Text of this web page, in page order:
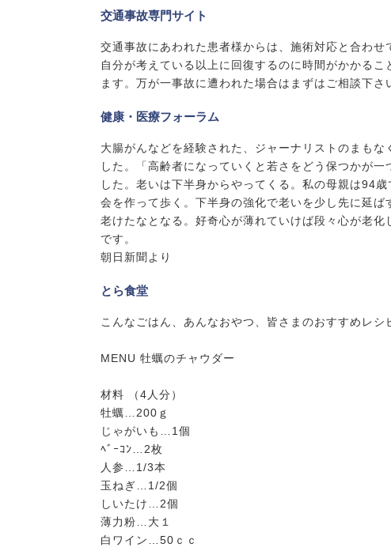
交通事故専門サイト
交通事故にあわれた患者様からは、施術対応と合わ
自分が考えている以上に回復するのに時間がかかる
ます。万が一事故に遭われた場合はまずはご相談下さ
健康・医療フォーラム
大腸がんなどを経験された、ジャーナリストのまも
した。「高齢者になっていくと若さをどう保つかが
した。老いは下半身からやってくる。私の母親は94
会を作って歩く。下半身の強化で老いを少し先に延
老けたなとなる。好奇心が薄れていけば段々心が老
です。
朝日新聞より
とら食堂
こんなごはん、あんなおやつ、皆さまのおすすめレシ
MENU 牡蠣のチャウダー
材料 （4人分）
牡蠣…200ｇ
じゃがいも…1個
ﾍﾞｰｺﾝ…2枚
人参…1/3本
玉ねぎ…1/2個
しいたけ…2個
薄力粉…大１
白ワイン…50ｃｃ